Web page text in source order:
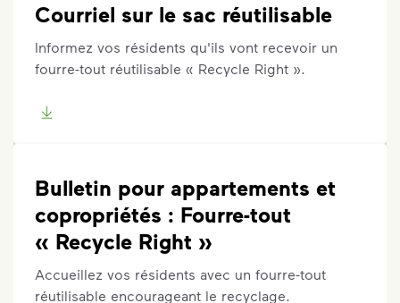
Courriel sur le sac réutilisable
Informez vos résidents qu'ils vont recevoir un
fourre-tout réutilisable « Recycle Right ».
Bulletin pour appartements et
copropriétés : Fourre-tout
« Recycle Right »
Accueillez vos résidents avec un fourre-tout
réutilisable encourageant le recyclage.